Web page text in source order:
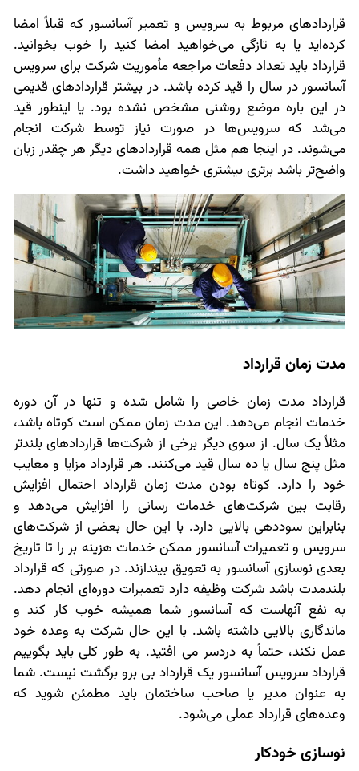
قراردادهای مربوط به سرویس و تعمیر آسانسور که قبلاً امضا
کرده‌اید یا به تازگی می‌خواهید امضا کنید را خوب بخوانید.
قرارداد باید تعداد دفعات مراجعه مأموریت شرکت برای سرویس
آسانسور در سال را قید کرده باشد. در بیشتر قراردادهای قدیمی
در این باره موضع روشنی مشخص نشده بود. یا اینطور قید
می‌شد که سرویس‌ها در صورت نیاز توسط شرکت انجام
می‌شوند. در اینجا هم مثل همه قراردادهای دیگر هر چقدر زبان
واضح‌تر باشد برتری بیشتری خواهید داشت.
مدت زمان قرارداد
قرارداد مدت زمان خاصی را شامل شده و تنها در آن دوره
خدمات انجام می‌دهد. این مدت زمان ممکن است کوتاه باشد،
مثلاً یک سال. از سوی دیگر برخی از شرکت‌ها قراردادهای بلندتر
مثل پنج سال یا ده سال قید می‌کنند. هر قرارداد مزایا و معایب
خود را دارد. کوتاه بودن مدت زمان قرارداد احتمال افزایش
رقابت بین شرکت‌های خدمات رسانی را افزایش می‌دهد و
بنابراین سوددهی بالایی دارد. با این حال بعضی از شرکت‌های
سرویس و تعمیرات آسانسور ممکن خدمات هزینه بر را تا تاریخ
بعدی نوسازی آسانسور به تعویق بیندازند. در صورتی که قرارداد
بلندمدت باشد شرکت وظیفه دارد تعمیرات دوره‌ای انجام دهد.
به نفع آنهاست که آسانسور شما همیشه خوب کار کند و
ماندگاری بالایی داشته باشد. با این حال شرکت به وعده خود
عمل نکند، حتماً به دردسر می افتید. به طور کلی باید بگوییم
قرارداد سرویس آسانسور یک قرارداد بی برو برگشت نیست. شما
به عنوان مدیر یا صاحب ساختمان باید مطمئن شوید که
وعده‌های قرارداد عملی می‌شود.
نوسازی خودکار